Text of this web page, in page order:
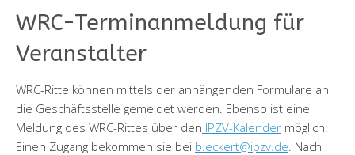
WRC-Terminanmeldung für
Veranstalter
WRC-Ritte können mittels der anhängenden Formulare an
die Geschäftsstelle gemeldet werden. Ebenso ist eine
Meldung des WRC-Rittes über den IPZV-Kalender möglich.
Einen Zugang bekommen sie bei b.eckert@ipzv.de . Nach